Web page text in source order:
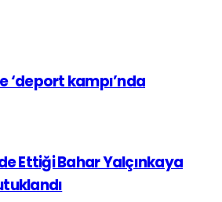
‘deport kampı’nda
Ettiği Bahar Yalçınkaya